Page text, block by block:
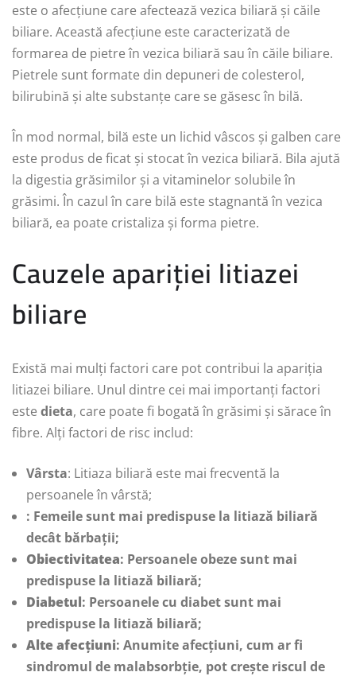
este o afecțiune care afectează vezica biliară și căile
biliare. Această afecțiune este caracterizată de
formarea de pietre în vezica biliară sau în căile biliare.
Pietrele sunt formate din depuneri de colesterol,
bilirubină și alte substanțe care se găsesc în bilă.
În mod normal, bilă este un lichid vâscos și galben care
este produs de ficat și stocat în vezica biliară. Bila ajută
la digestia grăsimilor și a vitaminelor solubile în
grăsimi. În cazul în care bilă este stagnantă în vezica
biliară, ea poate cristaliza și forma pietre.
Cauzele apariției litiazei
biliare
Există mai mulți factori care pot contribui la apariția
litiazei biliare. Unul dintre cei mai importanți factori
este dieta, care poate fi bogată în grăsimi și sărace în
fibre. Alți factori de risc includ:
Vârsta: Litiaza biliară este mai frecventă la
persoanele în vârstă;
: Femeile sunt mai predispuse la litiază biliară
decât bărbații;
Obiectivitatea: Persoanele obeze sunt mai
predispuse la litiază biliară;
Diabetul: Persoanele cu diabet sunt mai
predispuse la litiază biliară;
Alte afecțiuni: Anumite afecțiuni, cum ar fi
sindromul de malabsorbție, pot crește riscul de